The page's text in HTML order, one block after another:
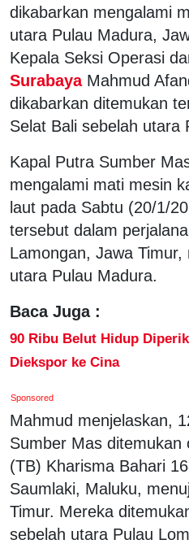
dikabarkan mengalami
utara Pulau Madura,
Kepala Seksi Operasi
Surabaya Mahmud
dikabarkan ditemukan
Selat Bali sebelah utara
Kapal Putra Sumber
mengalami mati mesin
laut pada Sabtu (20/1/
tersebut dalam
Lamongan, Jawa
utara Pulau Madura.
Baca Juga :
90 Ribu Belut Hidup
Diekspor ke Cina
Sponsored
Mahmud menjelaskan,
Sumber Mas ditemukan
(TB) Kharisma Bahari
Saumlaki, Maluku,
Timur. Mereka
sebelah utara Pulau